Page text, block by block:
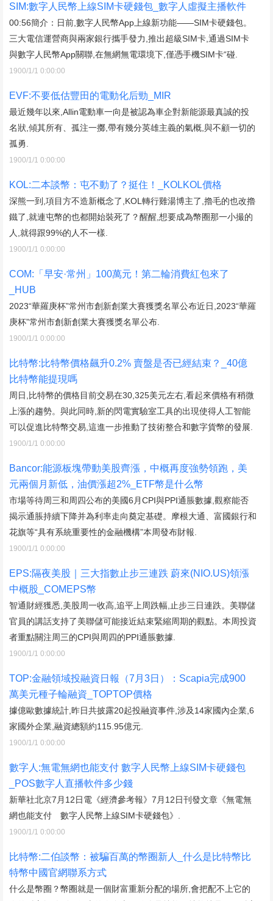
SIM:數字人民幣上線SIM卡硬錢包_數字人虛擬主播軟件
00:56簡介：日前,數字人民幣App上線新功能——SIM卡硬錢包。
三大電信運營商與兩家銀行攜手發力,推出超級SIM卡,通過SIM卡
與數字人民幣App關聯,在無網無電環境下,僅憑手機SIM卡“碰.
1900/1/1 0:00:00
EVF:不要低估豐田的電動化后勁_MIR
最近幾年以來,Allin電動車一向是被認為車企對新能源最真誠的投
名狀,傾其所有、孤注一擲,帶有幾分英雄主義的氣概,與不顧一切的
孤勇.
1900/1/1 0:00:00
KOL:二本談幣：屯不動了？挺住！_KOLKOL價格
深熊一到,項目方不造新概念了,KOL轉行雞湯博主了,擼毛的也改擼
鐵了,就連屯幣的也都開始裝死了？醒醒,想要成為幣圈那一小撮的
人,就得跟99%的人不一樣.
1900/1/1 0:00:00
COM:「早安·常州」100萬元！第二輪消費紅包來了
_HUB
2023“華羅庚杯”常州市創新創業大賽獲獎名單公布近日,2023“華羅
庚杯”常州市創新創業大賽獲獎名單公布.
1900/1/1 0:00:00
比特幣:比特幣價格飆升0.2% 賣盤是否已經結束？_40億
比特幣能提現嗎
周日,比特幣的價格目前交易在30,325美元左右,看起來價格有稍微
上漲的趨勢。與此同時,新的閃電實驗室工具的出現使得人工智能
可以促進比特幣交易,這進一步推動了技術整合和數字貨幣的發展.
1900/1/1 0:00:00
Bancor:能源板塊帶動美股齊漲，中概再度強勢領跑，美
元兩個月新低，油價漲超2%_ETF幣是什么幣
市場等待周三和周四公布的美國6月CPI與PPI通脹數據,觀察能否
揭示通脹持續下降并為利率走向奠定基礎。摩根大通、富國銀行和
花旗等“具有系統重要性的金融機構”本周發布財報.
1900/1/1 0:00:00
EPS:隔夜美股｜三大指數止步三連跌 蔚來(NIO.US)領漲
中概股_COMEPS幣
智通財經獲悉,美股周一收高,追平上周跌幅,止步三日連跌。美聯儲
官員的講話支持了美聯儲可能接近結束緊縮周期的觀點。本周投資
者重點關注周三的CPI與周四的PPI通脹數據.
1900/1/1 0:00:00
TOP:金融領域投融資日報（7月3日）：Scapia完成900
萬美元種子輪融資_TOPTOP價格
據億歐數據統計,昨日共披露20起投融資事件,涉及14家國內企業,6
家國外企業,融資總額約115.95億元.
1900/1/1 0:00:00
數字人:無電無網也能支付 數字人民幣上線SIM卡硬錢包
_POS數字人直播軟件多少錢
新華社北京7月12日電《經濟參考報》7月12日刊發文章《無電無
網也能支付 數字人民幣上線SIM卡硬錢包》.
1900/1/1 0:00:00
比特幣:二伯談幣：被騙百萬的幣圈新人_什么是比特幣比
特幣中國官網聯系方式
什么是幣圈？幣圈就是一個財富重新分配的場所,會把配不上它的